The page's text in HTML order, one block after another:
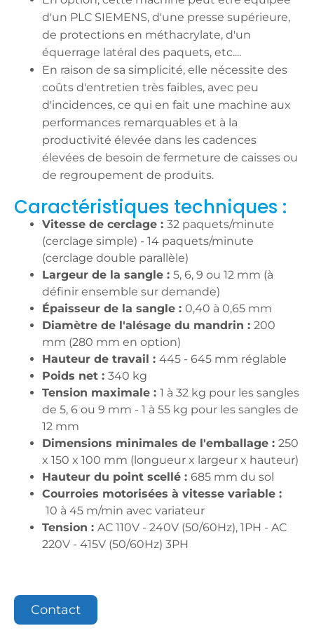
d'un PLC SIEMENS, d'une presse supérieure,
de protections en méthacrylate, d'un
équerrage latéral des paquets, etc....
En raison de sa simplicité, elle nécessite des
coûts d'entretien très faibles, avec peu
d'incidences, ce qui en fait une machine aux
performances remarquables et à la
productivité élevée dans les cadences
élevées de besoin de fermeture de caisses ou
de regroupement de produits.
Caractéristiques techniques :
Vitesse de cerclage : 32 paquets/minute
(cerclage simple) - 14 paquets/minute
(cerclage double parallèle)
Largeur de la sangle : 5, 6, 9 ou 12 mm (à
définir ensemble sur demande)
Épaisseur de la sangle : 0,40 à 0,65 mm
Diamètre de l'alésage du mandrin : 200
mm (280 mm en option)
Hauteur de travail : 445 - 645 mm réglable
Poids net : 340 kg
Tension maximale : 1 à 32 kg pour les sangles
de 5, 6 ou 9 mm - 1 à 55 kg pour les sangles de
12 mm
Dimensions minimales de l'emballage : 250
x 150 x 100 mm (longueur x largeur x hauteur)
Hauteur du point scellé : 685 mm du sol
Courroies motorisées à vitesse variable :
10 à 45 m/min avec variateur
Tension : AC 110V - 240V (50/60Hz), 1PH - AC
220V - 415V (50/60Hz) 3PH
Contact